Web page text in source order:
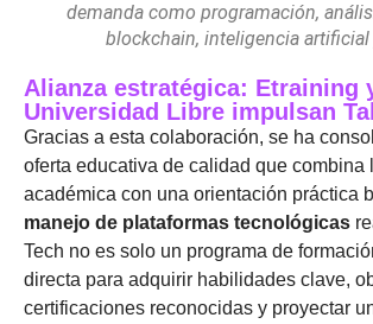
demanda como programación,
blockchain, inteligencia artificial
Alianza estratégica: Etraining
Universidad Libre impulsan
Gracias a esta colaboración, se ha
oferta educativa de calidad que combina
académica con una orientación práctica
manejo de plataformas tecnológicas
Tech no es solo un programa de
directa para adquirir habilidades clave,
certificaciones reconocidas y proyectar